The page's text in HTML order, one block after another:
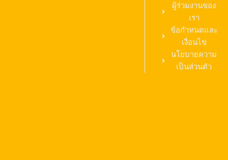
ผู้ร่วมงานของ
เรา
ข้อกำหนดและ
เงื่อนไข
นโยบายความ
เป็นส่วนตัว